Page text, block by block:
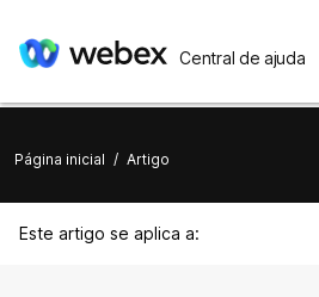
Central de ajuda
Página inicial / Artigo
Este artigo se aplica a: